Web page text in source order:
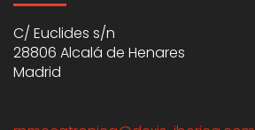
C/ Euclides s/n
28806 Alcalá de Henares
Madrid